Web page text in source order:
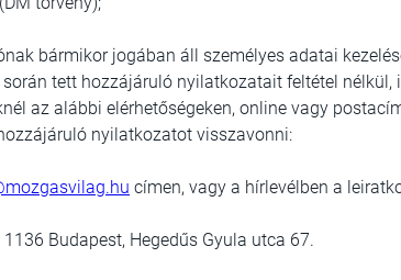
bármikor jogában áll személyes adatai
tett hozzájáruló nyilatkozatait feltétel nélkül,
az alábbi elérhetőségeken, online vagy
nyilatkozatot visszavonni:
címen, vagy a hírlevélben a
Budapest, Hegedűs Gyula utca 67.